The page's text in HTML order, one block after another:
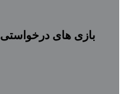
بازی های درخواستی